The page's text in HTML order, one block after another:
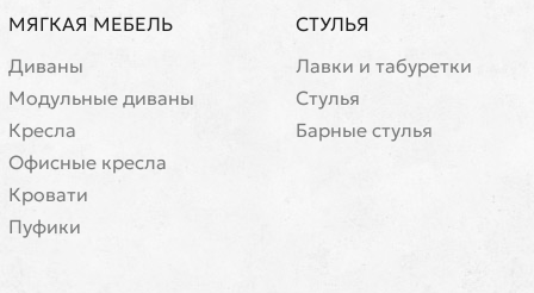
МЯГКАЯ МЕБЕЛЬ
Диваны
Модульные диваны
Кресла
Офисные кресла
Кровати
Пуфики
СТУЛЬЯ
Лавки и табуретки
Стулья
Барные стулья